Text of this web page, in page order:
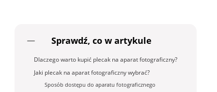
Sprawdź, co w artykule
Dlaczego warto kupić plecak na aparat fotograficzny?
Jaki plecak na aparat fotograficzny wybrać?
Sposób dostępu do aparatu fotograficznego